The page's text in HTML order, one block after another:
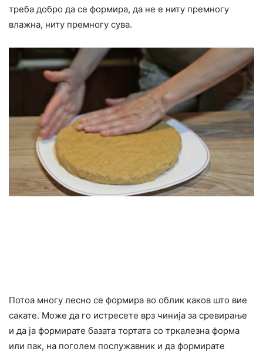
треба добро да се формира, да не е ниту премногу
влажна, ниту премногу сува.
Потоа многу лесно се формира во облик каков што вие
сакате. Може да го истресете врз чинија за сревирање
и да ја формирате базата тортата со тркалезна форма
или пак, на поголем послужавник и да формирате